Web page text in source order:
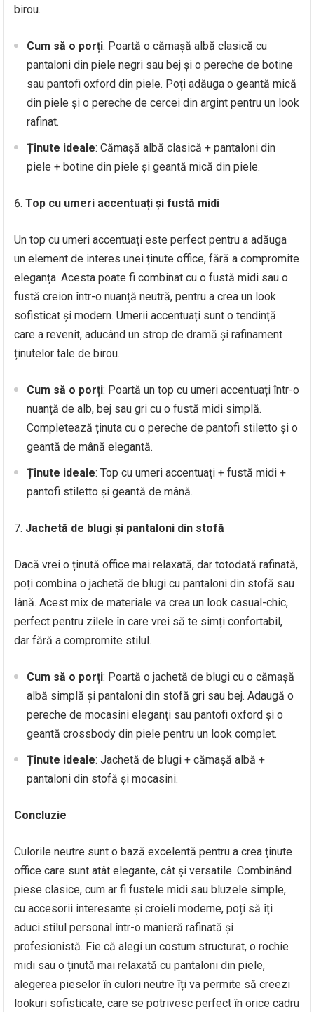
birou.
Cum să o porți: Poartă o cămașă albă clasică cu
pantaloni din piele negri sau bej și o pereche de botine
sau pantofi oxford din piele. Poți adăuga o geantă mică
din piele și o pereche de cercei din argint pentru un look
rafinat.
Ținute ideale: Cămașă albă clasică + pantaloni din
piele + botine din piele și geantă mică din piele.
Top cu umeri accentuați și fustă midi
Un top cu umeri accentuați este perfect pentru a adăuga
un element de interes unei ținute office, fără a compromite
eleganța. Acesta poate fi combinat cu o fustă midi sau o
fustă creion într-o nuanță neutră, pentru a crea un look
sofisticat și modern. Umerii accentuați sunt o tendință
care a revenit, aducând un strop de dramă și rafinament
ținutelor tale de birou.
Cum să o porți: Poartă un top cu umeri accentuați într-o
nuanță de alb, bej sau gri cu o fustă midi simplă.
Completează ținuta cu o pereche de pantofi stiletto și o
geantă de mână elegantă.
Ținute ideale: Top cu umeri accentuați + fustă midi +
pantofi stiletto și geantă de mână.
Jachetă de blugi și pantaloni din stofă
Dacă vrei o ținută office mai relaxată, dar totodată rafinată,
poți combina o jachetă de blugi cu pantaloni din stofă sau
lână. Acest mix de materiale va crea un look casual-chic,
perfect pentru zilele în care vrei să te simți confortabil,
dar fără a compromite stilul.
Cum să o porți: Poartă o jachetă de blugi cu o cămașă
albă simplă și pantaloni din stofă gri sau bej. Adaugă o
pereche de mocasini eleganți sau pantofi oxford și o
geantă crossbody din piele pentru un look complet.
Ținute ideale: Jachetă de blugi + cămașă albă +
pantaloni din stofă și mocasini.
Concluzie
Culorile neutre sunt o bază excelentă pentru a crea ținute
office care sunt atât elegante, cât și versatile. Combinând
piese clasice, cum ar fi fustele midi sau bluzele simple,
cu accesorii interesante și croieli moderne, poți să îți
aduci stilul personal într-o manieră rafinată și
profesionistă. Fie că alegi un costum structurat, o rochie
midi sau o ținută mai relaxată cu pantaloni din piele,
alegerea pieselor în culori neutre îți va permite să creezi
lookuri sofisticate, care se potrivesc perfect în orice cadru